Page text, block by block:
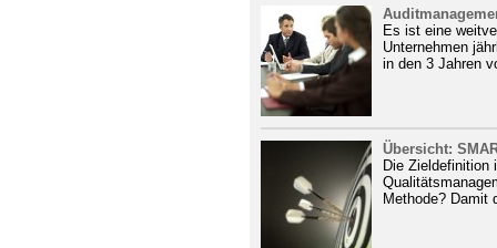
Es ist eine
Unternehmen
in den 3 Jahren
Übersicht:
Die Zieldefinition
Methode? Damit